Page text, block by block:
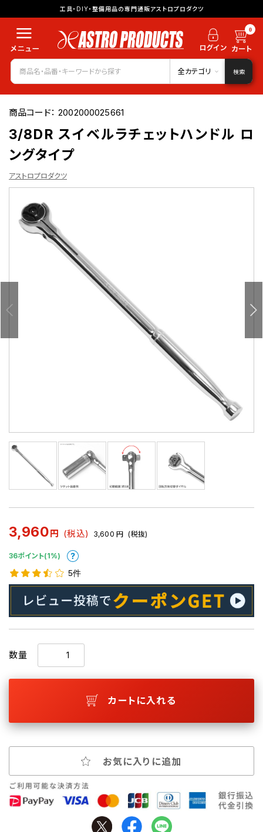
工具・DIY・整備用品の専門通販アストロプロダクツ
0
全カテゴリ 検索
商品コード：2002000025661
3/8DR スイベルラチェットハンドル ロ
ングタイプ
アストロプロダクツ
3,960 円 (税込) 3,600 円 (税抜)
36ポイント(1%)
5件
数量
カートに入れる
お気に入りに追加